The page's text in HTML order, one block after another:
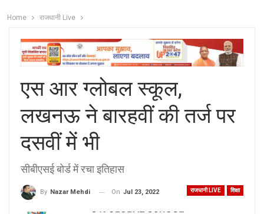
Home राजधानी Live
एस आर ग्लोबल स्कूल,
लखनऊ ने बारहवीं की तर्ज पर
दसवीं में भी
सीबीएसई बोर्ड में रचा इतिहास
राजधानी LIVE शिक्षा
By Nazar Mehdi On Jul 23, 2022